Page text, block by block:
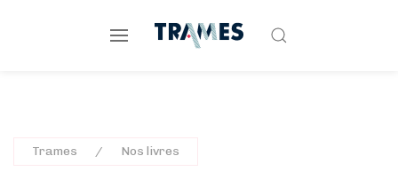
Trames Nos livres